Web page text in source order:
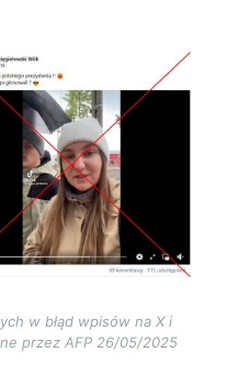
w błąd wpisów na X i
przez AFP 26/05/2025